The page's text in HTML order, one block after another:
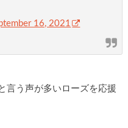
16, 2021
言う声が多いローズを応援